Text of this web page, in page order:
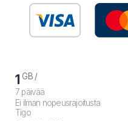
1 GB /
7 päivää
Ei ilman nopeusrajoitusta
Tigo